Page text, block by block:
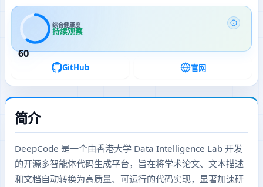
60
综合健康度
持续观察
GitHub 官网
简介
DeepCode 是一个由香港大学 Data Intelligence Lab 开发
的开源多智能体代码生成平台，旨在将学术论文、文本描述
和文档自动转换为高质量、可运行的代码实现，显著加速研